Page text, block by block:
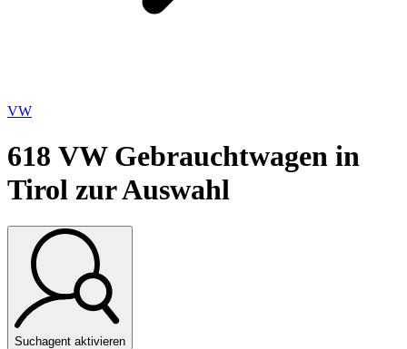
VW
618 VW Gebrauchtwagen in
Tirol zur Auswahl
Suchagent aktivieren